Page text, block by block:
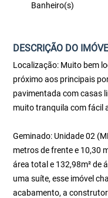
Banheiro(s)
DESCRIÇÃO DO
Localização: Muito bem
próximo aos principais
pavimentada com casas
muito tranquila com fácil
Geminado: Unidade 02
metros de frente e 10,30
área total e 132,98m² de
uma suíte, esse imóvel
acabamento, a